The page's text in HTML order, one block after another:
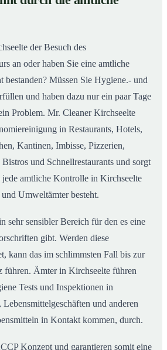
in Kirchseelte – Qualität,
der Besuch des
an oder haben Sie eine amtliche
Müssen Sie Hygiene.- und
und haben dazu nur ein paar Tage
Problem. Mr. Cleaner Kirchseelte
in Restaurants, Hotels,
Kantinen, Imbisse, Pizzerien,
und Schnellrestaurants und sorgt
jede amtliche Kontrolle in Kirchseelte
Umweltämter besteht.
sehr sensibler Bereich für den es eine
gibt. Werden diese
kann das im schlimmsten Fall bis zur
führen. Ämter in Kirchseelte führen
Tests und Inspektionen in
Lebensmittelgeschäften und anderen
in Kontakt kommen, durch.
Konzept und garantieren somit eine